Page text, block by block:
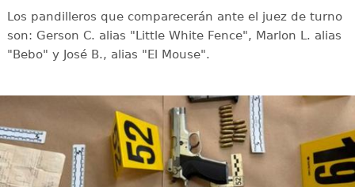
Los pandilleros que comparecerán ante el juez de turno
son: Gerson C. alias "Little White Fence", Marlon L. alias
"Bebo" y José B., alias "El Mouse".